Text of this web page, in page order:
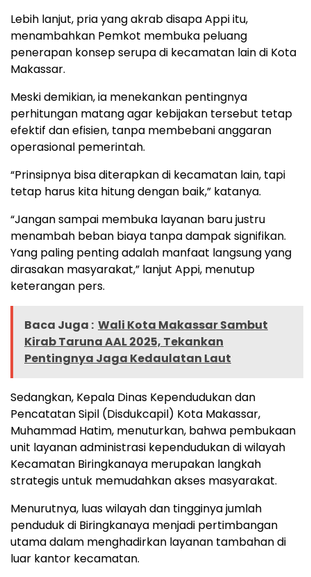
Lebih lanjut, pria yang akrab disapa Appi itu,
menambahkan Pemkot membuka peluang
penerapan konsep serupa di kecamatan lain di Kota
Makassar.
Meski demikian, ia menekankan pentingnya
perhitungan matang agar kebijakan tersebut tetap
efektif dan efisien, tanpa membebani anggaran
operasional pemerintah.
“Prinsipnya bisa diterapkan di kecamatan lain, tapi
tetap harus kita hitung dengan baik,” katanya.
“Jangan sampai membuka layanan baru justru
menambah beban biaya tanpa dampak signifikan.
Yang paling penting adalah manfaat langsung yang
dirasakan masyarakat,” lanjut Appi, menutup
keterangan pers.
Baca Juga : Wali Kota Makassar Sambut
Kirab Taruna AAL 2025, Tekankan
Pentingnya Jaga Kedaulatan Laut
Sedangkan, Kepala Dinas Kependudukan dan
Pencatatan Sipil (Disdukcapil) Kota Makassar,
Muhammad Hatim, menuturkan, bahwa pembukaan
unit layanan administrasi kependudukan di wilayah
Kecamatan Biringkanaya merupakan langkah
strategis untuk memudahkan akses masyarakat.
Menurutnya, luas wilayah dan tingginya jumlah
penduduk di Biringkanaya menjadi pertimbangan
utama dalam menghadirkan layanan tambahan di
luar kantor kecamatan.